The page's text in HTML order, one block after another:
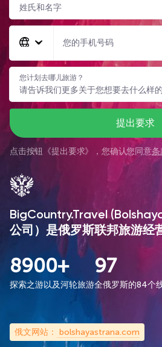
您的手机号码
您计划去哪儿旅游？
提出要求
点击按钮《提出要求》，您确认您同意条
BigCountry.Travel
公司）是俄罗斯联邦旅游经
8900+
探索之游以及河轮旅游
97
全俄罗斯的84个
俄文网站： bolshayastrana.com